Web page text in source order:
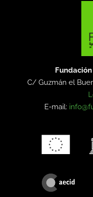
C/ Guzmán el
E-mail: